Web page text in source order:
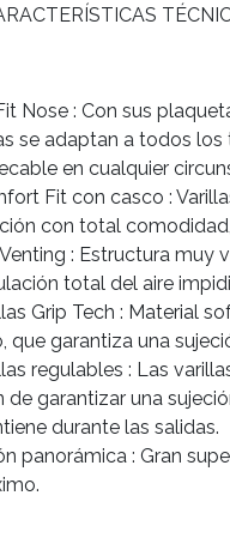
Nose : Con sus
se adaptan a todos los
en cualquier
Fit con casco :
con total
: Estructura muy
total del aire
Grip Tech : Material
que garantiza una
regulables : Las
de garantizar una
durante las salidas.
panorámica : Gran